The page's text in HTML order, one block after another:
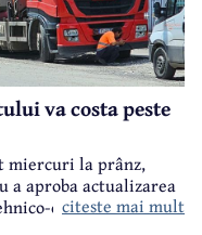
va costa peste
miercuri la prânz,
aproba actualizarea
economici și a
citeste mai mult